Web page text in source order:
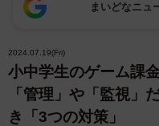
まいどなニュ
2024.07.19(Fri)
小中学生のゲーム課
「管理」や「監視
き「3つの対策」